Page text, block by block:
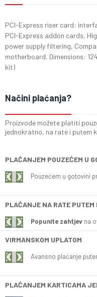
PCI-Express riser card:
PCI-Express addon cards,
power supply filtering,
motherboard, Dimensions:
kit)
Načini plaćanja?
Proizvode možete platiti
jednokratno, na rate i putem
PLAĆANJEM POUZEĆEM U
Pouzećem u gotovini
PLAĆANJE NA RATE
Popunite zahtjev na
VIRMANSKOM UPLATOM
Avansno plaćanje
PLAĆANJEM KARTICAMA